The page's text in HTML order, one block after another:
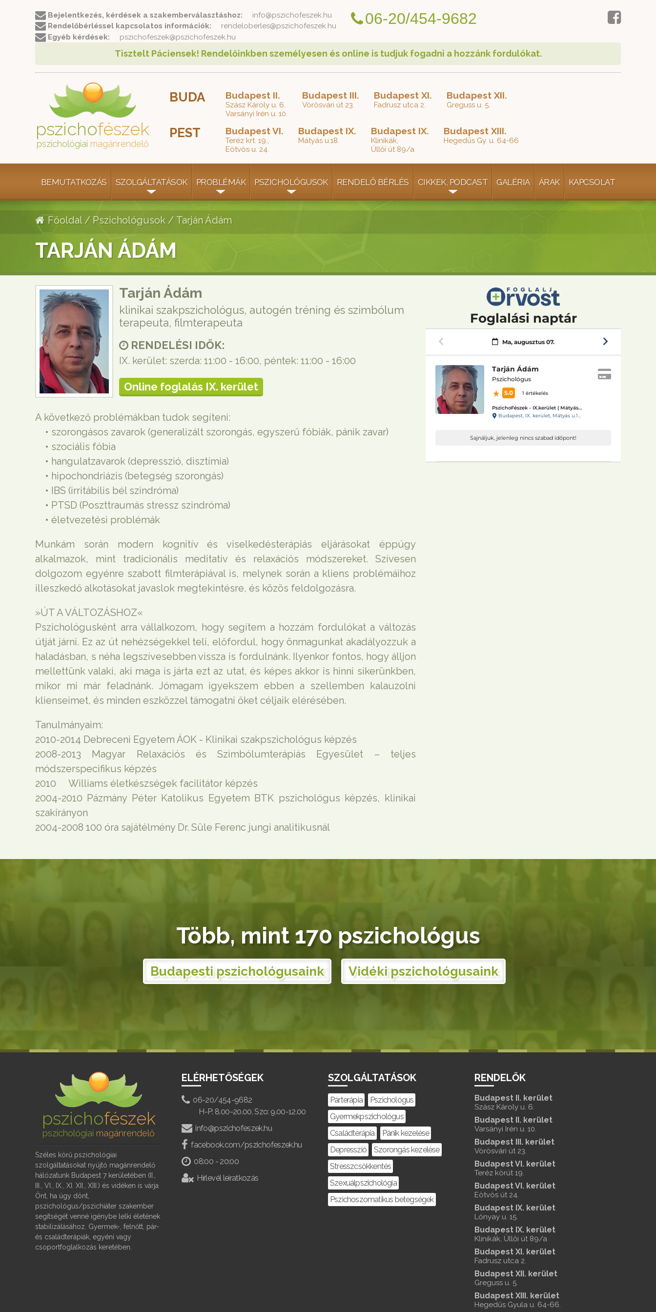
Bejelentkezés, kérdések a szakemberválasztáshoz: info@pszichofeszek.hu
Rendelőbérléssel kapcsolatos információk: rendeloberles@pszichofeszek.hu
Egyéb kérdések: pszichofeszek@pszichofeszek.hu
06-20/454-9682
Tisztelt Páciensek! Rendelőinkben személyesen és online is tudjuk fogadni a hozzánk fordulókat.
pszichofészek
pszichológiai magánrendelő
BUDA Budapest II.
Szász Károly u. 6.
Varsányi Irén u. 10.
Budapest III.
Vörösvári út 23.
Budapest XI.
Fadrusz utca 2.
Budapest XII.
Greguss u. 5.
PEST Budapest VI.
Teréz krt. 19.,
Eötvös u. 24.
Budapest IX.
Mátyás u.18.
Budapest IX.
Klinikák,
Üllői út 89/a
Budapest XIII.
Hegedűs Gy. u. 64-66
BEMUTATKOZÁS SZOLGÁLTATÁSOK PROBLÉMÁK PSZICHOLÓGUSOK RENDELŐ BÉRLÉS CIKKEK, PODCAST GALÉRIA ÁRAK KAPCSOLAT
Főoldal/ Pszichológusok / Tarján Ádám
TARJÁN ÁDÁM
Tarján Ádám
klinikai szakpszichológus, autogén tréning és szimbólum
terapeuta, filmterapeuta
RENDELÉSI IDŐK:
IX. kerület: szerda: 11:00 - 16:00, péntek: 11:00 - 16:00
Online foglalás IX. kerület
A következő problémákban tudok segíteni:
• szorongásos zavarok (generalizált szorongás, egyszerű fóbiák, pánik zavar)
• szociális fóbia
• hangulatzavarok (depresszió, disztímia)
• hipochondriázis (betegség szorongás)
• IBS (irritábilis bél szindróma)
• PTSD (Poszttraumás stressz szindróma)
• életvezetési problémák
Munkám során modern kognitív és viselkedésterápiás eljárásokat éppúgy
alkalmazok, mint tradicionális meditatív és relaxációs módszereket. Szívesen
dolgozom egyénre szabott filmterápiával is, melynek során a kliens problémáihoz
illeszkedő alkotásokat javaslok megtekintésre, és közös feldolgozásra.
»ÚT A VÁLTOZÁSHOZ«
Pszichológusként arra vállalkozom, hogy segítem a hozzám fordulókat a változás
útját járni. Ez az út nehézségekkel teli, előfordul, hogy önmagunkat akadályozzuk a
haladásban, s néha legszívesebben vissza is fordulnánk. Ilyenkor fontos, hogy álljon
mellettünk valaki, aki maga is járta ezt az utat, és képes akkor is hinni sikerünkben,
mikor mi már feladnánk. Jómagam igyekszem ebben a szellemben kalauzolni
klienseimet, és minden eszközzel támogatni őket céljaik elérésében.
Tanulmányaim:
2010-2014 Debreceni Egyetem ÁOK - Klinikai szakpszichológus képzés
2008-2013 Magyar Relaxációs és Szimbólumterápiás Egyesület – teljes
módszerspecifikus képzés
2010 Williams életkészségek facilitátor képzés
2004-2010 Pázmány Péter Katolikus Egyetem BTK pszichológus képzés, klinikai
szakirányon
2004-2008 100 óra sajátélmény Dr. Süle Ferenc jungi analitikusnál
Több, mint 170 pszichológus
Budapesti pszichológusaink Vidéki pszichológusaink
pszichofészek
pszichológiai magánrendelő
Széles körű pszichológiai
szolgáltatásokat nyújtó magánrendelő
hálózatunk Budapest 7 kerületében (II.,
III., VI., IX., XI. XII., XIII.) és vidéken is várja
Önt, ha úgy dönt,
pszichológus/pszichiáter szakember
segítségét venné igénybe lelki életének
stabilizálásához. Gyermek-, felnőtt, pár-
és családterápiák, egyéni vagy
csoportfoglalkozás keretében.
ELÉRHETŐSÉGEK
06-20/454-9682
H-P: 8.00-20.00, Szo: 9.00-12.00
info@pszichofeszek.hu
facebook.com/pszichofeszek.hu
08:00 - 20:00
Hírlevél leiratkozás
SZOLGÁLTATÁSOK
Párterápia
Pszichológus
Gyermekpszichológus
Családterápia
Pánik kezelése
Depresszió
Szorongás kezelése
Stresszcsökkentés
Szexuálpszichológia
Pszichoszomatikus betegségek
RENDELŐK
Budapest II. kerület
Szász Károly u. 6.
Budapest II. kerület
Varsányi Irén u. 10.
Budapest III. kerület
Vörösvári út 23.
Budapest VI. kerület
Teréz körút 19.
Budapest VI. kerület
Eötvös út 24.
Budapest IX. kerület
Lónyay u. 15.
Budapest IX. kerület
Klinikák, Üllői út 89/a
Budapest XI. kerület
Fadrusz utca 2.
Budapest XII. kerület
Greguss u. 5.
Budapest XIII. kerület
Hegedűs Gyula u. 64-66.